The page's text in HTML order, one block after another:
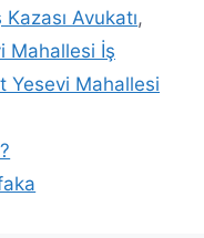
Avukatı,
Mahallesi İş
Yesevi Mahallesi